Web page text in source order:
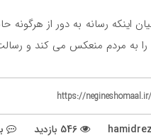
اینکه رسانه به دور از
را به مردم منعکس می کند و
https://